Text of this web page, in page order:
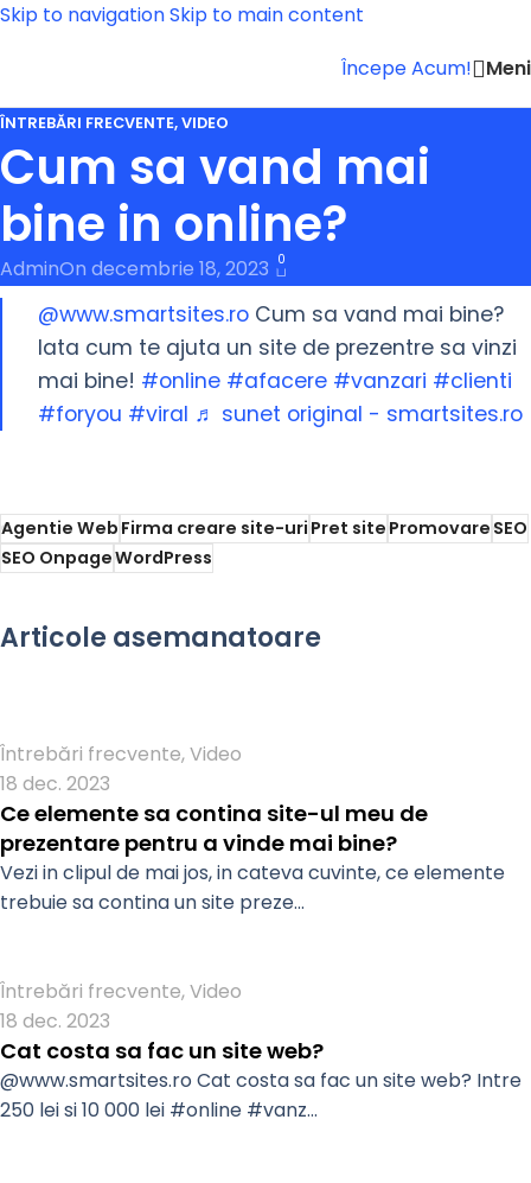
Skip to navigationSkip to main content
Începe Acum!
ÎNTREBĂRI FRECVENTE,VIDEO
Cum sa vand mai
bine in online?
AdminOn decembrie 18, 2023 0
@www.smartsites.ro Cum sa vand mai bine?
Iata cum te ajuta un site de prezentre sa vinzi
mai bine! #online #afacere #vanzari #clienti
#foryou #viral ♬ sunet original - smartsites.ro
Agentie WebFirma creare site-uriPret sitePromovareSEO
SEO OnpageWordPress
Articole asemanatoare
Întrebări frecvente,Video
18 dec. 2023
Ce elemente sa contina site-ul meu de
prezentare pentru a vinde mai bine?
Vezi in clipul de mai jos, in cateva cuvinte, ce elemente
trebuie sa contina un site preze...
Întrebări frecvente,Video
18 dec. 2023
Cat costa sa fac un site web?
@www.smartsites.ro Cat costa sa fac un site web? Intre
250 lei si 10 000 lei #online #vanz...